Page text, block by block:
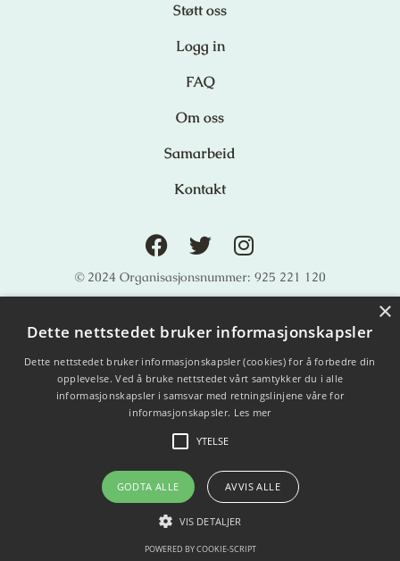
Støtt oss
Logg in
FAQ
Om oss
Samarbeid
Kontakt
© 2024 Organisasjonsnummer: 925 221 120
×
Dette nettstedet bruker informasjonskapsler
Dette nettstedet bruker informasjonskapsler (cookies) for å forbedre din
opplevelse. Ved å bruke nettstedet vårt samtykker du i alle
informasjonskapsler i samsvar med retningslinjene våre for
informasjonskapsler. Les mer
YTELSE
GODTA ALLE AVVIS ALLE
VIS DETALJER
POWERED BY COOKIE-SCRIPT